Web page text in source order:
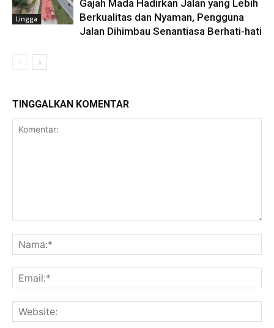
Lingga
Gajah Mada Hadirkan Jalan yang Lebih
Berkualitas dan Nyaman, Pengguna
Jalan Dihimbau Senantiasa Berhati-hati
TINGGALKAN KOMENTAR